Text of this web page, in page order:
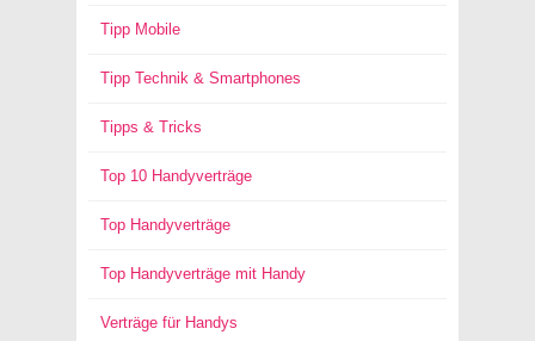
Tipp Mobile
Tipp Technik & Smartphones
Tipps & Tricks
Top 10 Handyverträge
Top Handyverträge
Top Handyverträge mit Handy
Verträge für Handys